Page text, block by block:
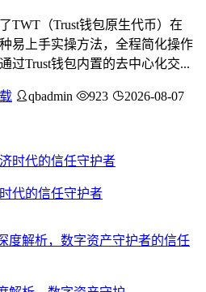
TWT（Trust钱包原生代币）在
易上手实操方法，全程简化操作
过Trust钱包内置的去中心化交...
qbadmin 923 2026-08-07
代的信任守护者